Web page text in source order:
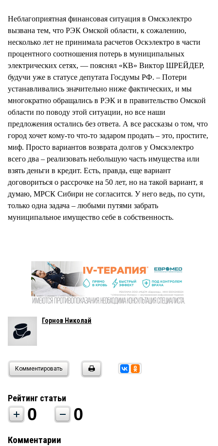
Неблагоприятная финансовая ситуация в Омскэлектро
вызвана тем, что РЭК Омской области, к сожалению,
несколько лет не принимала расчетов Оскэлектро в части
процентного соотношения потерь в муниципальных
электрических сетях, — пояснял «КВ» Виктор ШРЕЙДЕР,
будучи уже в статусе депутата Госдумы РФ. – Потери
устанавливались значительно ниже фактических, и мы
многократно обращались в РЭК и в правительство Омской
области по поводу этой ситуации, но все наши
предложения остались без ответа. А все рассказы о том, что
город хочет кому-то что-то задаром продать – это, простите,
миф. Просто вариантов возврата долгов у Омскэлектро
всего два – реализовать небольшую часть имущества или
взять деньги в кредит. Есть, правда, еще вариант
договориться о рассрочке на 50 лет, но на такой вариант, я
думаю, МРСК Сибири не согласится. У него ведь, по сути,
только одна задача – любыми путями забрать
муниципальное имущество себе в собственность.
Горнов Николай
Комментировать
Рейтинг статьи
0 0
Комментарии